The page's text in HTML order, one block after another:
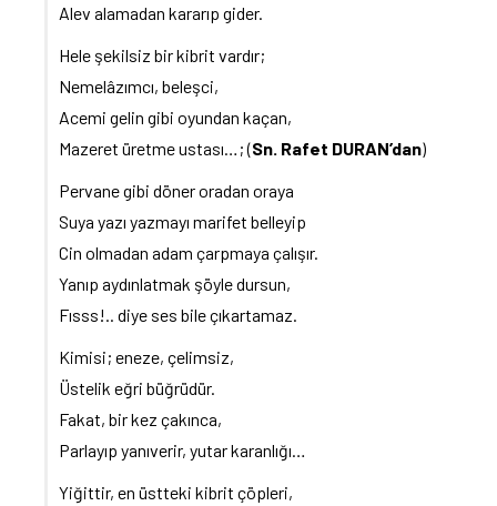
Alev alamadan kararıp gider.
Hele şekilsiz bir kibrit vardır;
Nemelâzımcı, beleşci,
Acemi gelin gibi oyundan kaçan,
Mazeret üretme ustası…; (Sn. Rafet DURAN’dan)
Pervane gibi döner oradan oraya
Suya yazı yazmayı marifet belleyip
Cin olmadan adam çarpmaya çalışır.
Yanıp aydınlatmak şöyle dursun,
Fısss!.. diye ses bile çıkartamaz.
Kimisi; eneze, çelimsiz,
Üstelik eğri büğrüdür.
Fakat, bir kez çakınca,
Parlayıp yanıverir, yutar karanlığı…
Yiğittir, en üstteki kibrit çöpleri,